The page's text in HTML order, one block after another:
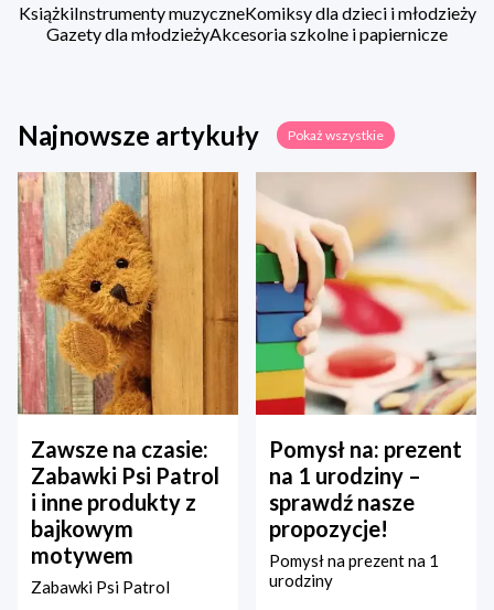
KsiążkiInstrumenty muzyczneKomiksy dla dzieci i młodzieży
Gazety dla młodzieżyAkcesoria szkolne i papiernicze
Najnowsze artykuły Pokaż wszystkie
Zawsze na czasie:
Zabawki Psi Patrol
i inne produkty z
bajkowym
motywem
Zabawki Psi Patrol
Pomysł na: prezent
na 1 urodziny –
sprawdź nasze
propozycje!
Pomysł na prezent na 1
urodziny